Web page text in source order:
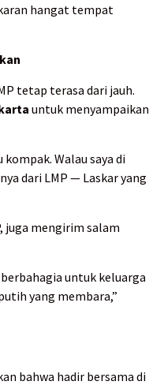
hangat tempat
tetap terasa dari jauh.
untuk menyampaikan
Walau saya di
dari LMP — Laskar yang
juga mengirim salam
untuk keluarga
yang membara,”
bahwa hadir bersama di